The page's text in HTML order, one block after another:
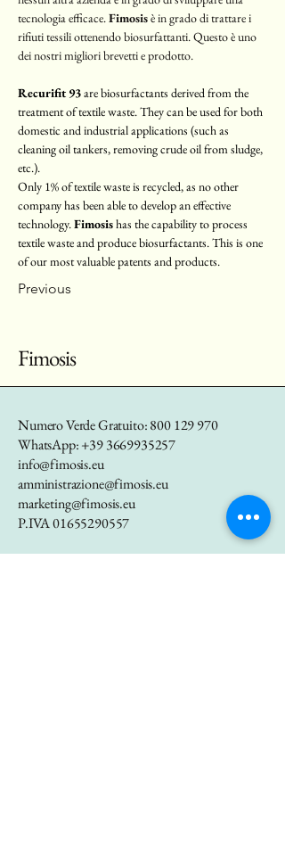
tecnologia efficace. Fimosis è in grado di trattare i
rifiuti tessili ottenendo biosurfattanti. Questo è uno
dei nostri migliori brevetti e prodotto.
Recurifit 93 are biosurfactants derived from the
treatment of textile waste. They can be used for both
domestic and industrial applications (such as
cleaning oil tankers, removing crude oil from sludge,
etc.).
Only 1% of textile waste is recycled, as no other
company has been able to develop an effective
technology. Fimosis has the capability to process
textile waste and produce biosurfactants. This is one
of our most valuable patents and products.
Previous
Fimosis
Numero Verde Gratuito:800 129 970
WhatsApp:+39 3669935257
info@fimosis.eu
amministrazione@fimosis.eu
marketing@fimosis.eu
P.IVA01655290557